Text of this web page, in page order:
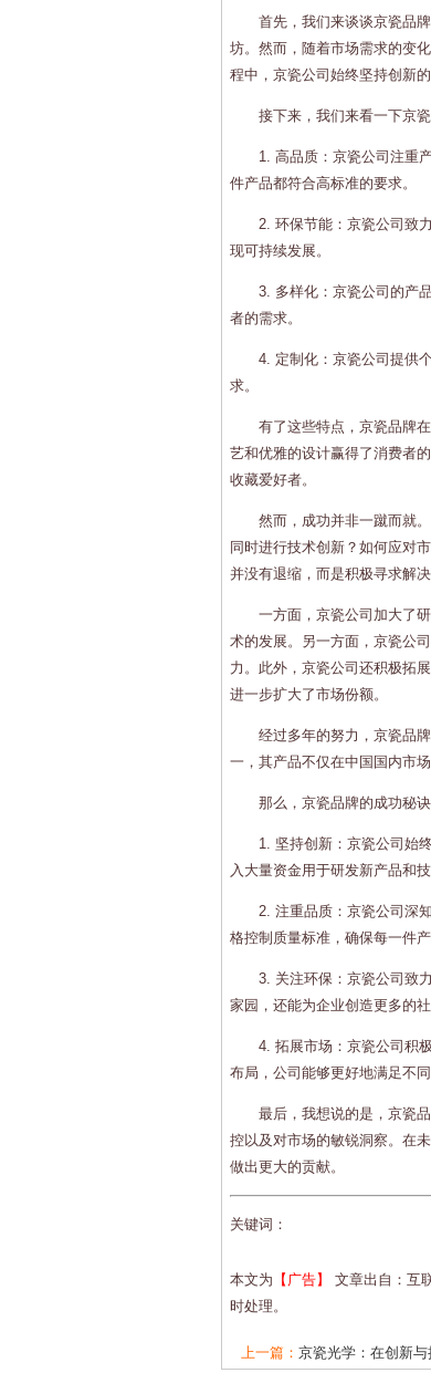
首先，我们来谈谈京瓷品
坊。然而，随着市场需求的变
程中，京瓷公司始终坚持创新
接下来，我们来看一下京
1. 高品质：京瓷公司注重
件产品都符合高标准的要求。
2. 环保节能：京瓷公司致
现可持续发展。
3. 多样化：京瓷公司的产
者的需求。
4. 定制化：京瓷公司提供
求。
有了这些特点，京瓷品牌
艺和优雅的设计赢得了消费者
收藏爱好者。
然而，成功并非一蹴而就
同时进行技术创新？如何应对
并没有退缩，而是积极寻求解决
一方面，京瓷公司加大了
术的发展。另一方面，京瓷公
力。此外，京瓷公司还积极拓
进一步扩大了市场份额。
经过多年的努力，京瓷品
一，其产品不仅在中国国内市
那么，京瓷品牌的成功秘
1. 坚持创新：京瓷公司始
入大量资金用于研发新产品和
2. 注重品质：京瓷公司深
格控制质量标准，确保每一件
3. 关注环保：京瓷公司致
家园，还能为企业创造更多的社
4. 拓展市场：京瓷公司积
布局，公司能够更好地满足不
最后，我想说的是，京瓷
控以及对市场的敏锐洞察。在
做出更大的贡献。
关键词：
本文为 【广告】
文章出自：互
时处理。
上一篇： 京瓷光学：在创新与